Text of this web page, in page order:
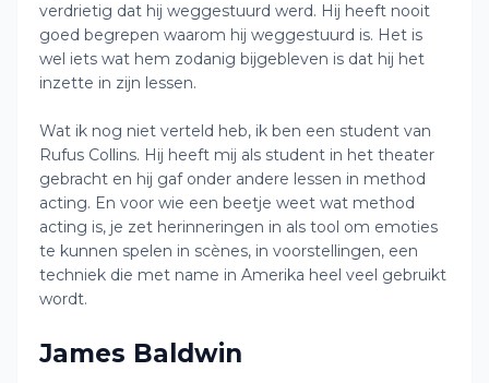
verdrietig dat hij weggestuurd werd. Hij heeft nooit
goed begrepen waarom hij weggestuurd is. Het is
wel iets wat hem zodanig bijgebleven is dat hij het
inzette in zijn lessen.
Wat ik nog niet verteld heb, ik ben een student van
Rufus Collins. Hij heeft mij als student in het theater
gebracht en hij gaf onder andere lessen in method
acting. En voor wie een beetje weet wat method
acting is, je zet herinneringen in als tool om emoties
te kunnen spelen in scènes, in voorstellingen, een
techniek die met name in Amerika heel veel gebruikt
wordt.
James Baldwin